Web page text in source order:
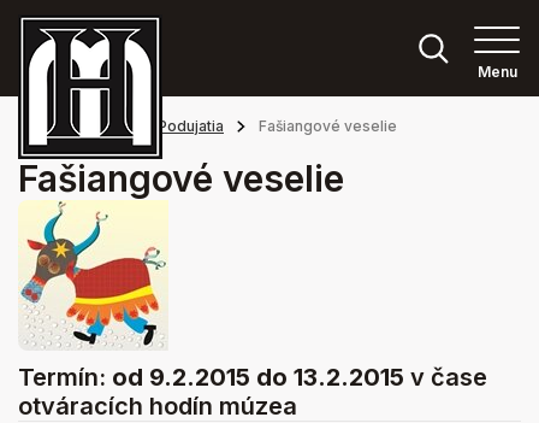
Menu
Hlavná stránka Podujatia Fašiangové veselie
Fašiangové veselie
Termín: od 9.2.2015 do 13.2.2015 v čase
otváracích hodín múzea